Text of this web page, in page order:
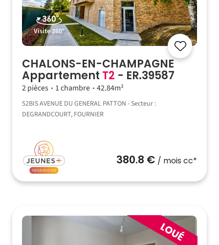
Visite 360°
CHALONS-EN-CHAMPAGNE
Appartement T2 - ER.39587
2 pièces 1 chambre 42.84m²
52BIS AVENUE DU GENERAL PATTON - Secteur :
DEGRANDCOURT, FOURNIER
380.8 € / mois cc*